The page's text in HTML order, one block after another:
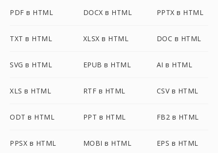
PDF в HTML DOCX в HTML PPTX в HTML
TXT в HTML XLSX в HTML DOC в HTML
SVG в HTML EPUB в HTML AI в HTML
XLS в HTML RTF в HTML CSV в HTML
ODT в HTML PPT в HTML FB2 в HTML
PPSX в HTML MOBI в HTML EPS в HTML